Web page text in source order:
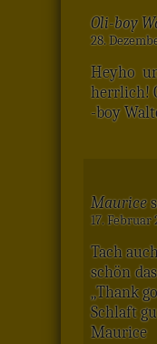
Oli-boy
28.
Heyho
herrlich!
-boy
Maurice
17. Februar
Tach
schön
„Thank
Schlaft
Maurice